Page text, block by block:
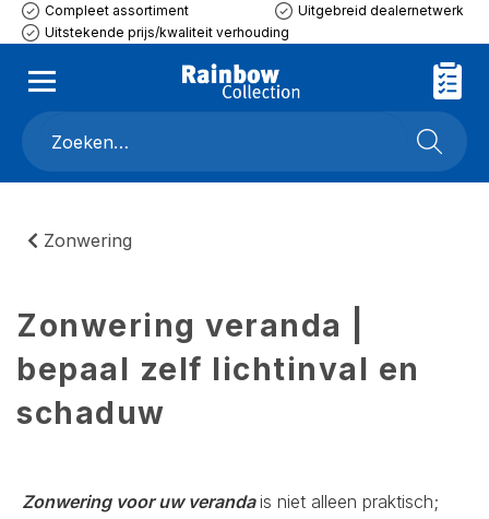
Compleet assortiment
Uitgebreid dealernetwerk
Uitstekende prijs/kwaliteit verhouding
Zonwering
Zonwering veranda |
bepaal zelf lichtinval en
schaduw
Zonwering voor uw verandais niet alleen praktisch;